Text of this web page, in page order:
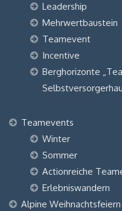
Leadership
Mehrwertbaustein
Teamevent
Incentive
Berghorizonte
Teamevents
Winter
Sommer
Actionreiche
Erlebniswandern
Alpine Weihnachtsfeiern